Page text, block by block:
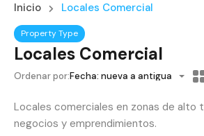
Inicio Locales Comercial
Property Type
Locales Comercial
Ordenar por:Fecha: nueva a antigua
Locales comerciales en zonas de alto
negocios y emprendimientos.